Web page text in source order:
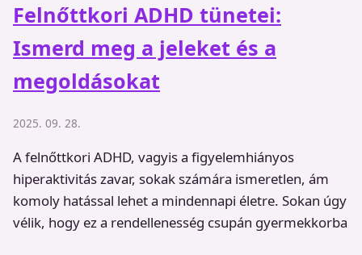
Felnőttkori ADHD tünetei:
Ismerd meg a jeleket és a
megoldásokat
2025. 09. 28.
A felnőttkori ADHD, vagyis a figyelemhiányos
hiperaktivitás zavar, sokak számára ismeretlen, ám
komoly hatással lehet a mindennapi életre. Sokan úgy
vélik, hogy ez a rendellenesség csupán gyermekkorba